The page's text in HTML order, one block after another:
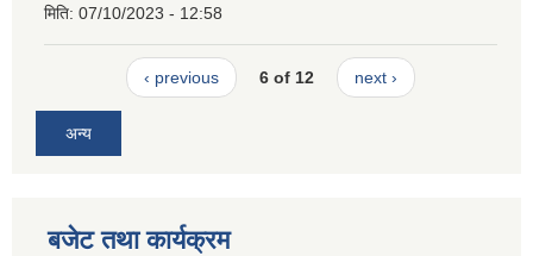
मिति: 07/10/2023 - 12:58
‹ previous 6 of 12 next ›
अन्य
बजेट तथा कार्यक्रम